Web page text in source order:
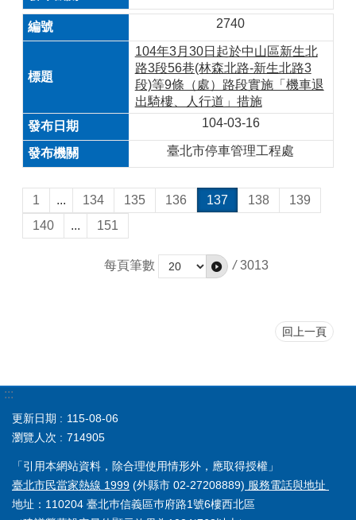
2740
104年3月30日起於中山區新生北
路3段56巷(林森北路-新生北路3
段)等9條（處）路段實施「機車退
出騎樓、人行道」措施
104-03-16
臺北市停車管理工程處
1 ... 134 135 136 137 138
139
140
... 151
每頁筆數 / 3013
回上一頁
:::
更新日期
115-08-06
瀏覽人次
714905
「引用本網站資料，除合理使用情形外，應取得授權」
臺北市民當家熱線 1999 (外縣市 02-27208889) 服務電話與地址
地址：110204 臺北巿信義區巿府路1號6樓西北區